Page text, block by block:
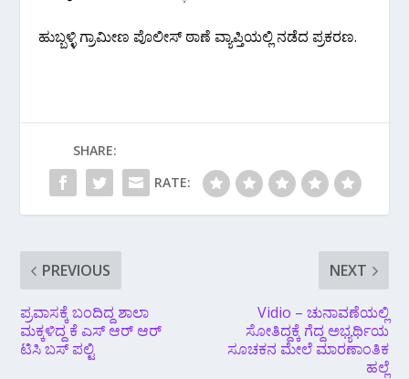
ಹುಬ್ಬಳ್ಳಿ ಗ್ರಾಮೀಣ ಪೊಲೀಸ್ ಠಾಣೆ ವ್ಯಾಪ್ತಿಯಲ್ಲಿ ನಡೆದ ಪ್ರಕರಣ.
SHARE:
RATE:
PREVIOUS
ಪ್ರವಾಸಕ್ಕೆ ಬಂದಿದ್ದ ಶಾಲಾ
ಮಕ್ಕಳಿದ್ದ ಕೆ ಎಸ್ ಆರ್ ಆರ್
ಟಿಸಿ ಬಸ್ ಪಲ್ಟಿ
NEXT
Vidio – ಚುನಾವಣೆಯಲ್ಲಿ
ಸೋತಿದ್ದಕ್ಕೆ ಗೆದ್ದ ಅಭ್ಯರ್ಥಿಯ
ಸೂಚಕನ ಮೇಲೆ ಮಾರಣಾಂತಿಕ
ಹಲ್ಲೆ